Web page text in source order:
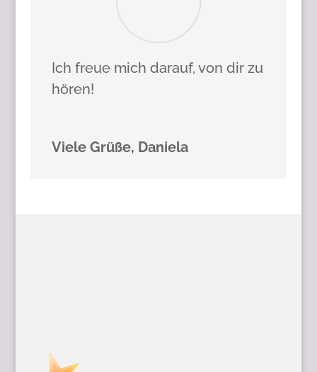
Ich freue mich darauf, von dir zu
hören!
Viele Grüße, Daniela